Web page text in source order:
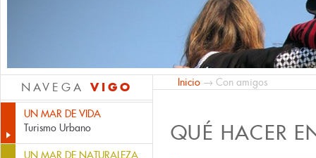
NAVEGA VIGO
UN MAR DE VIDA
Turismo Urbano
UN MAR DE NATURALEZA
Inicio → Con amigos
QUÉ HACER